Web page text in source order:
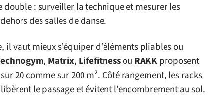
: surveiller la technique et mesurer les
des salles de danse.
vaut mieux s’équiper d’éléments pliables ou
, Matrix, Lifefitnessou RAKKproposent
20 comme sur 200 m². Côté rangement, les racks
le passage et évitent l’encombrement au sol.